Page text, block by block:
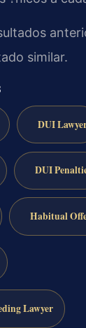
similar.
DUI
DUI
Habitual
Lawyer